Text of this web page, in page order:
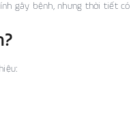
gây bệnh, nhưng thời tiết